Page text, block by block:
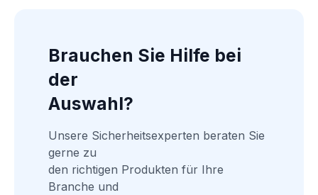
Brauchen Sie Hilfe bei
der
Auswahl?
Unsere Sicherheitsexperten beraten Sie
gerne zu
den richtigen Produkten für Ihre
Branche und